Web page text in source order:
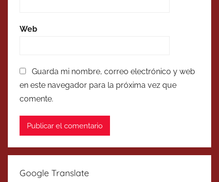
Web
Guarda mi nombre, correo electrónico y web
en este navegador para la próxima vez que
comente.
Google Translate